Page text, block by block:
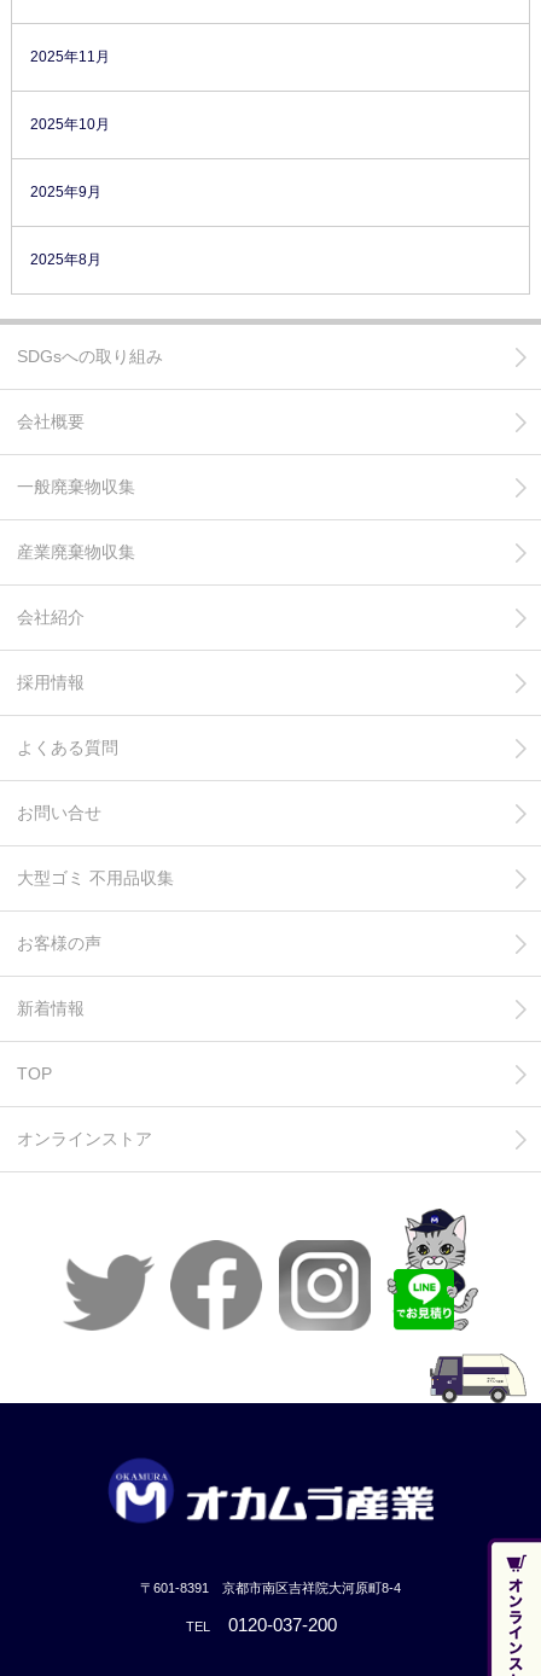
2025年11月
2025年10月
2025年9月
2025年8月
SDGsへの取り組み
会社概要
一般廃棄物収集
産業廃棄物収集
会社紹介
採用情報
よくある質問
お問い合せ
大型ゴミ 不用品収集
お客様の声
新着情報
TOP
オンラインストア
〒601-8391 京都市南区吉祥院大河原町8-4
TEL 0120-037-200